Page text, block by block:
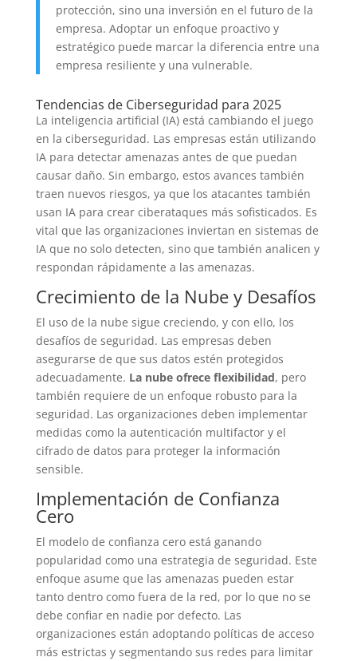
protección, sino una inversión en el futuro de la
empresa. Adoptar un enfoque proactivo y
estratégico puede marcar la diferencia entre una
empresa resiliente y una vulnerable.
Tendencias de Ciberseguridad para 2025
La inteligencia artificial (IA) está cambiando el juego
en la ciberseguridad. Las empresas están utilizando
IA para detectar amenazas antes de que puedan
causar daño. Sin embargo, estos avances también
traen nuevos riesgos, ya que los atacantes también
usan IA para crear ciberataques más sofisticados. Es
vital que las organizaciones inviertan en sistemas de
IA que no solo detecten, sino que también analicen y
respondan rápidamente a las amenazas.
Crecimiento de la Nube y Desafíos
El uso de la nube sigue creciendo, y con ello, los
desafíos de seguridad. Las empresas deben
asegurarse de que sus datos estén protegidos
adecuadamente. La nube ofrece flexibilidad, pero
también requiere de un enfoque robusto para la
seguridad. Las organizaciones deben implementar
medidas como la autenticación multifactor y el
cifrado de datos para proteger la información
sensible.
Implementación de Confianza
Cero
El modelo de confianza cero está ganando
popularidad como una estrategia de seguridad. Este
enfoque asume que las amenazas pueden estar
tanto dentro como fuera de la red, por lo que no se
debe confiar en nadie por defecto. Las
organizaciones están adoptando políticas de acceso
más estrictas y segmentando sus redes para limitar